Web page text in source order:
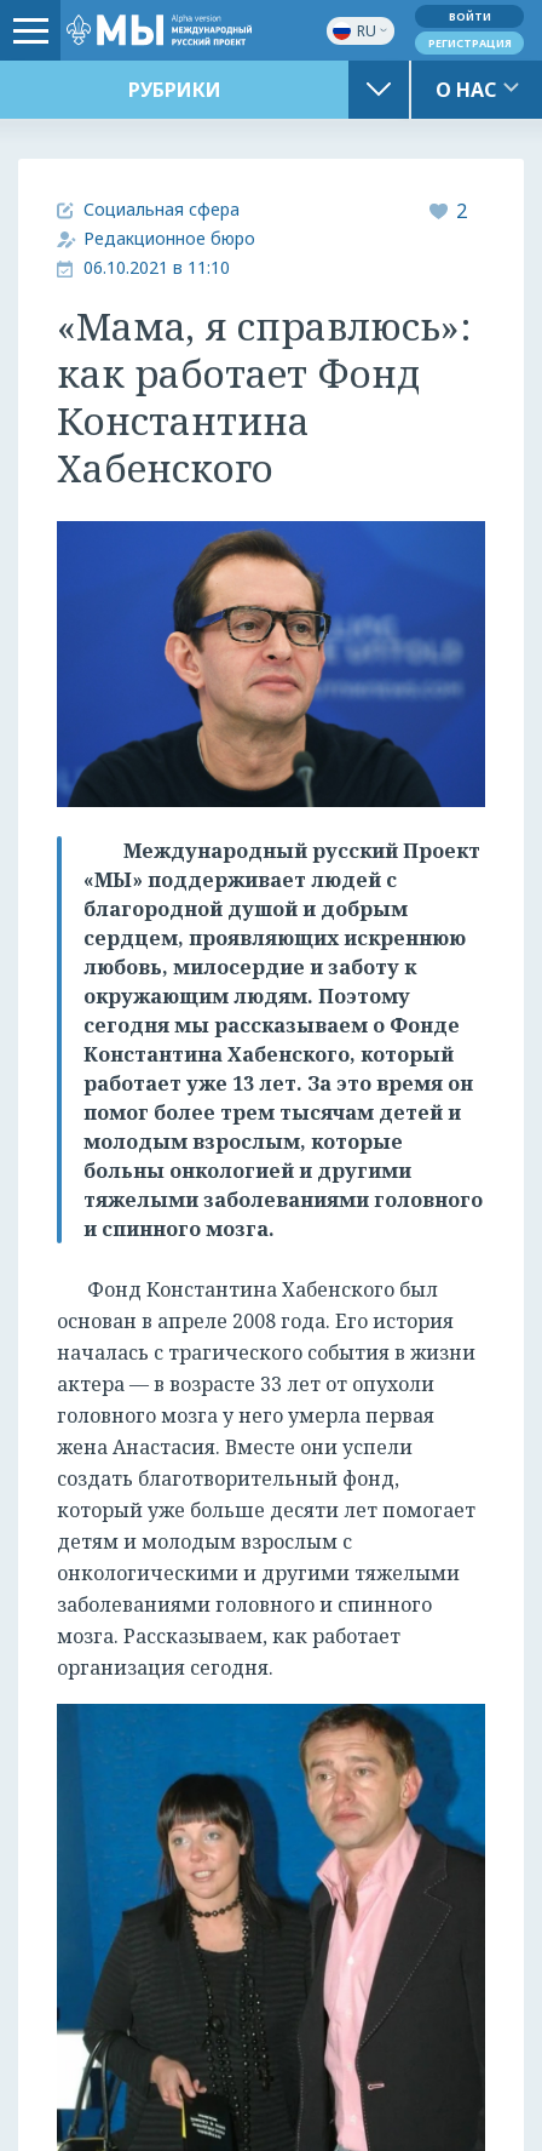
RU
ВОЙТИ
РЕГИСТРАЦИЯ
РУБРИКИ О НАС
Социальная сфера
Редакционное бюро
06.10.2021 в 11:10
2
«Мама, я справлюсь»:
как работает Фонд
Константина
Хабенского
Международный русский Проект
«МЫ» поддерживает людей с
благородной душой и добрым
сердцем, проявляющих искреннюю
любовь, милосердие и заботу к
окружающим людям. Поэтому
сегодня мы рассказываем о Фонде
Константина Хабенского, который
работает уже 13 лет. За это время он
помог более трем тысячам детей и
молодым взрослым, которые
больны онкологией и другими
тяжелыми заболеваниями головного
и спинного мозга.
Фонд Константина Хабенского был
основан в апреле 2008 года. Его история
началась с трагического события в жизни
актера — в возрасте 33 лет от опухоли
головного мозга у него умерла первая
жена Анастасия. Вместе они успели
создать благотворительный фонд,
который уже больше десяти лет помогает
детям и молодым взрослым с
онкологическими и другими тяжелыми
заболеваниями головного и спинного
мозга. Рассказываем, как работает
организация сегодня.